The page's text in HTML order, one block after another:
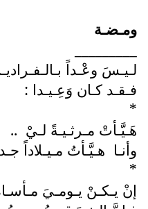
ومـضـة
لـيـسَ وعْـداً
فـقـد كـان وَعِـيـدا :
*
هَـيَّـأتْ مـرثـيـةً لـيْ ..
وأنـا هـيَّـأتُ مـيـلاداً
*
إنْ يـكـنْ يـومـيَ